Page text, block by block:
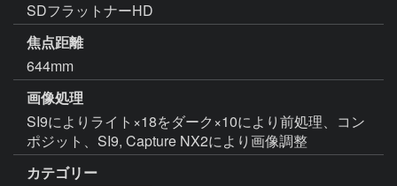
SDフラットナーHD
焦点距離
644mm
画像処理
SI9によりライト×18をダーク×10により前処理、コン
ポジット、SI9, Capture NX2により画像調整
カテゴリー